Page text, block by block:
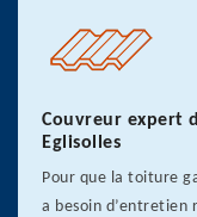
Couvreur expert
Eglisolles
Pour que la toiture
a besoin d’entretien